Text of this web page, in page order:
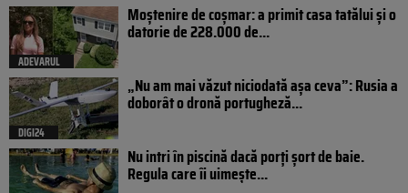
ADEVARUL
Moștenire de coșmar: a primit casa tatălui și o
datorie de 228.000 de...
DIGI24
„Nu am mai văzut niciodată așa ceva”: Rusia a
doborât o dronă portugheză...
Nu intri în piscină dacă porți șort de baie.
Regula care îi uimește...